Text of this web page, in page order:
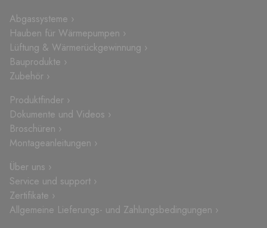
Abgassysteme ›
Hauben für Wärmepumpen ›
Lüftung & Wärmerückgewinnung ›
Bauprodukte ›
Zubehör ›
Produktfinder ›
Dokumente und Videos ›
Broschüren ›
Montageanleitungen ›
Über uns ›
Service und support ›
Zertifikate ›
Allgemeine Lieferungs- und Zahlungsbedingungen ›